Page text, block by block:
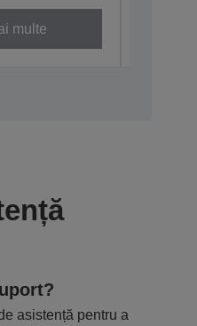
multe
asistență pentru a